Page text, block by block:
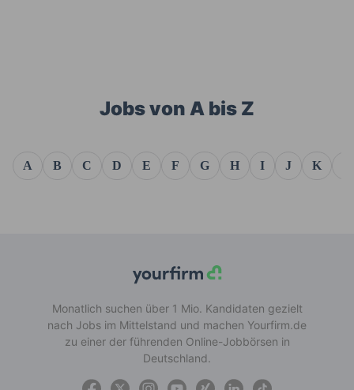
Jobs von A bis Z
A B C D E F G H I J K
Monatlich suchen über 1 Mio. Kandidaten gezielt
nach Jobs im Mittelstand und machen Yourfirm.de
zu einer der führenden Online-Jobbörsen in
Deutschland.